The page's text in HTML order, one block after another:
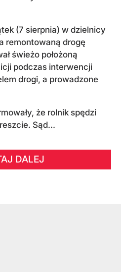
(7 sierpnia) w dzielnicy
remontowaną drogę
świeżo położoną
podczas interwencji
drogi, a prowadzone
że rolnik spędzi
Sąd...
DALEJ